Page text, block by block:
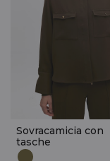
Sovracamicia con
tasche